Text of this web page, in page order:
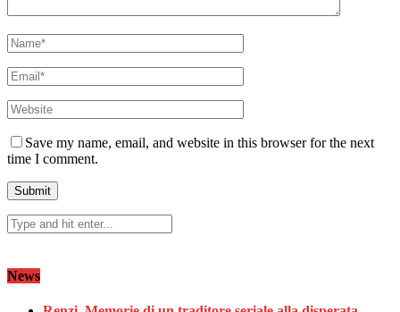
Save my name, email, and website in this browser for the next
time I comment.
News